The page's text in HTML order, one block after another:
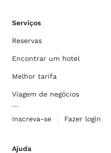
Serviços
Reservas
Encontrar um hotel
Melhor tarifa
Viagem de negócios
Inscreva-se Fazer login
Ajuda